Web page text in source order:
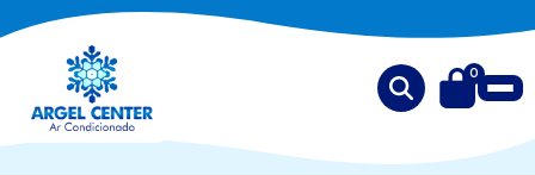
0